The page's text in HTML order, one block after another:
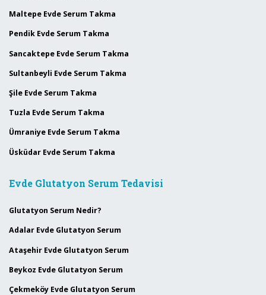
Maltepe Evde Serum Takma
Pendik Evde Serum Takma
Sancaktepe Evde Serum Takma
Sultanbeyli Evde Serum Takma
Şile Evde Serum Takma
Tuzla Evde Serum Takma
Ümraniye Evde Serum Takma
Üsküdar Evde Serum Takma
Evde Glutatyon Serum Tedavisi
Glutatyon Serum Nedir?
Adalar Evde Glutatyon Serum
Ataşehir Evde Glutatyon Serum
Beykoz Evde Glutatyon Serum
Çekmeköy Evde Glutatyon Serum